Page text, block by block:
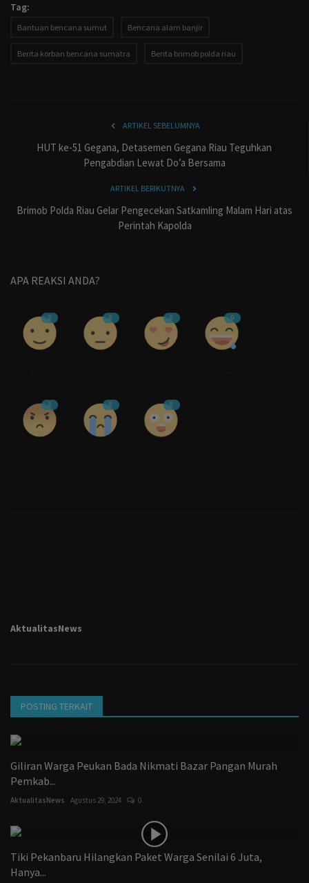
Tag:
Bantuan bencana sumut Bencana alam banjir
Berita korban bencana sumatra Berita brimob polda riau
ARTIKEL SEBELUMNYA
HUT ke-51 Gegana, Detasemen Gegana Riau Teguhkan
Pengabdian Lewat Do’a Bersama
ARTIKEL BERIKUTNYA
Brimob Polda Riau Gelar Pengecekan Satkamling Malam Hari atas
Perintah Kapolda
APA REAKSI ANDA?
0 0 0 0
0 0 0
AktualitasNews
POSTING TERKAIT
Giliran Warga Peukan Bada Nikmati Bazar Pangan Murah
Pemkab...
AktualitasNews Agustus 29, 2024 0
Tiki Pekanbaru Hilangkan Paket Warga Senilai 6 Juta,
Hanya...